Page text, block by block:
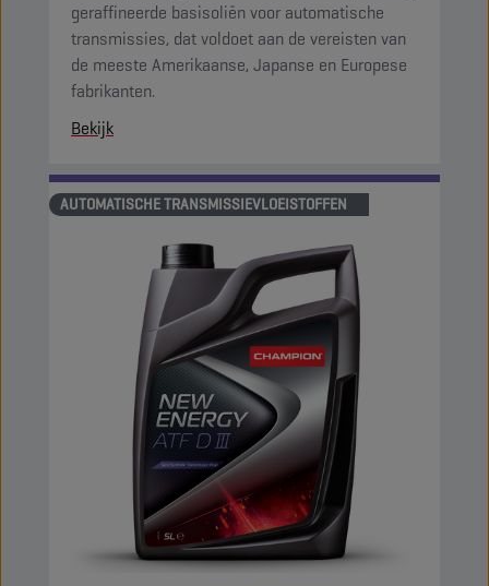
geraffineerde basisoliën voor automatische
transmissies, dat voldoet aan de vereisten van
de meeste Amerikaanse, Japanse en Europese
fabrikanten.
Bekijk
AUTOMATISCHE TRANSMISSIEVLOEISTOFFEN